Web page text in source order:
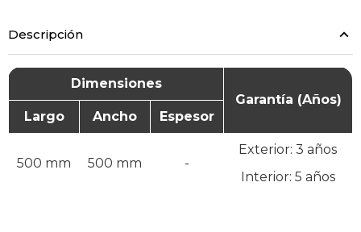
Descripción
Dimensiones
Garantía (Años)
Largo
Ancho Espesor
500 mm 500 mm -
Exterior: 3 años
Interior: 5 años